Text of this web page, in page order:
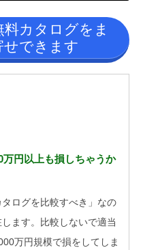
カタログをま
せできます
円以上も損しちゃうか
タログを比較すべき」なの
ます。比較しないで適当
万円規模で損をしてしま